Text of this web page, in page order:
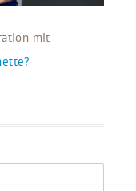
mit